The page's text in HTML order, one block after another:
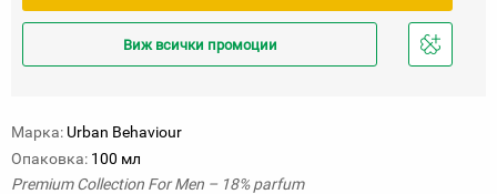
Виж всички промоции
Добави
Марка: Urban Behaviour
Опаковка: 100 мл
Premium Collection For Men – 18% parfum